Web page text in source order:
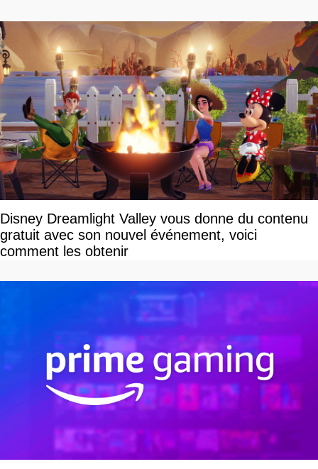
Disney Dreamlight Valley vous donne du contenu
gratuit avec son nouvel événement, voici
comment les obtenir